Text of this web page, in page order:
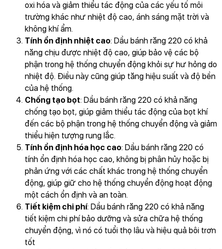
oxi hóa và giảm thiểu tác động của các yếu tố môi
trường khác như nhiệt độ cao, ánh sáng mặt trời và
không khí ẩm.
Tính ổn định nhiệt cao: Dầu bánh răng 220 có khả
năng chịu được nhiệt độ cao, giúp bảo vệ các bộ
phận trong hệ thống chuyển động khỏi sự hư hỏng do
nhiệt độ. Điều này cũng giúp tăng hiệu suất và độ bền
của hệ thống.
Chống tạo bọt: Dầu bánh răng 220 có khả năng
chống tạo bọt, giúp giảm thiểu tác động của bọt khí
đến các bộ phận trong hệ thống chuyển động và giảm
thiểu hiện tượng rung lắc.
Tính ổn định hóa học cao: Dầu bánh răng 220 có
tính ổn định hóa học cao, không bị phân hủy hoặc bị
phản ứng với các chất khác trong hệ thống chuyển
động, giúp giữ cho hệ thống chuyển động hoạt động
một cách ổn định và an toàn.
Tiết kiệm chi phí: Dầu bánh răng 220 có khả năng
tiết kiệm chi phí bảo dưỡng và sửa chữa hệ thống
chuyển động, vì nó có tuổi thọ lâu và hiệu quả bôi trơn
tốt